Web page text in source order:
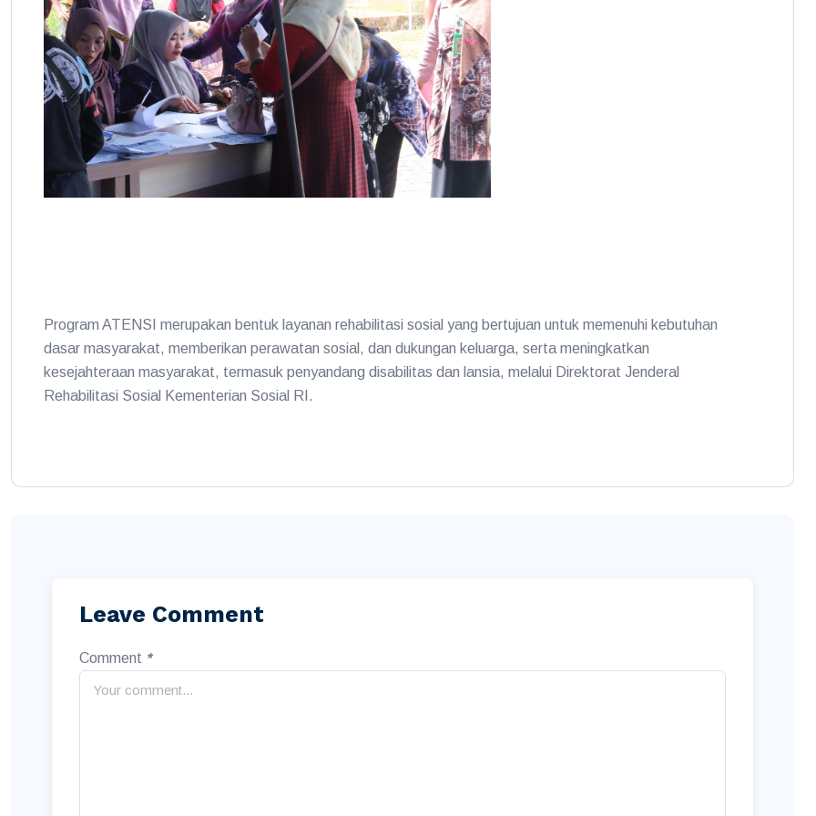
Program ATENSI merupakan bentuk layanan rehabilitasi sosial yang bertujuan untuk memenuhi kebutuhan
dasar masyarakat, memberikan perawatan sosial, dan dukungan keluarga, serta meningkatkan
kesejahteraan masyarakat, termasuk penyandang disabilitas dan lansia, melalui Direktorat Jenderal
Rehabilitasi Sosial Kementerian Sosial RI.
Leave Comment
Comment *